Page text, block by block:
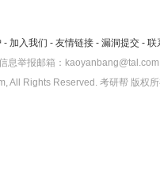
- 加入我们 - 友情链接 - 漏洞提交 - 联
息举报邮箱：
All Rights Reserved. 考研帮 版权